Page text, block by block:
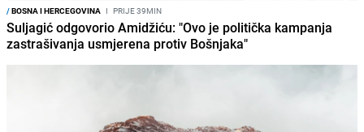
/BOSNA I HERCEGOVINA I PRIJE 39MIN
Suljagić odgovorio Amidžiću: "Ovo je politička kampanja
zastrašivanja usmjerena protiv Bošnjaka"